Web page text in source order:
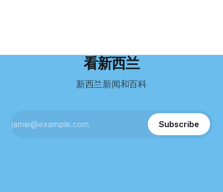
所需的英语门槛。 De Guzman选择了另一项考试——
Pearson Test of English，最终成绩是45分，而申请要求是58
纽币，员工索赔金额仍在核算中。 整体债务规模，已经逼近
这导致公司财务记录尚未完全掌握，资产处置是否合理仍待核
在核查资产出售是否符合市
看新西兰
新西兰新闻和百科
Subscribe